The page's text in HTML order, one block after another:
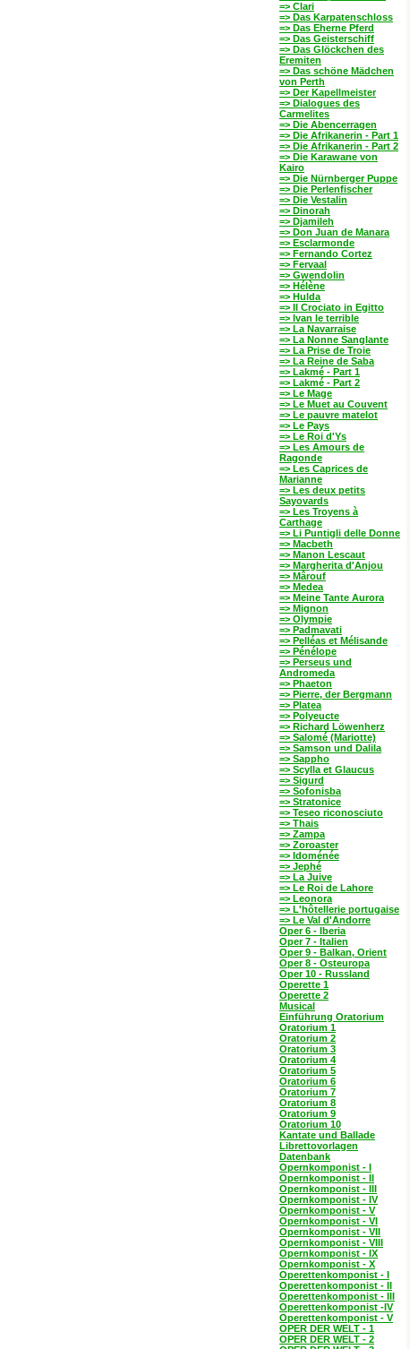
=> Clari
=> Das Karpatenschloss
=> Das Eherne Pferd
=> Das Geisterschiff
=> Das Glöckchen des
Eremiten
=> Das schöne Mädchen
von Perth
=> Der Kapellmeister
=> Dialogues des
Carmelites
=> Die Abencerragen
=> Die Afrikanerin - Part 1
=> Die Afrikanerin - Part 2
=> Die Karawane von
Kairo
=> Die Nürnberger Puppe
=> Die Perlenfischer
=> Die Vestalin
=> Dinorah
=> Djamileh
=> Don Juan de Manara
=> Esclarmonde
=> Fernando Cortez
=> Fervaal
=> Gwendolin
=> Hélène
=> Hulda
=> Il Crociato in Egitto
=> Ivan le terrible
=> La Navarraise
=> La Nonne Sanglante
=> La Prise de Troie
=> La Reine de Saba
=> Lakmé - Part 1
=> Lakmé - Part 2
=> Le Mage
=> Le Muet au Couvent
=> Le pauvre matelot
=> Le Pays
=> Le Roi d'Ys
=> Les Amours de
Ragonde
=> Les Caprices de
Marianne
=> Les deux petits
Sayovards
=> Les Troyens à
Carthage
=> Li Puntigli delle Donne
=> Macbeth
=> Manon Lescaut
=> Margherita d'Anjou
=> Mârouf
=> Medea
=> Meine Tante Aurora
=> Mignon
=> Olympie
=> Padmavati
=> Pelléas et Mélisande
=> Pénélope
=> Perseus und
Andromeda
=> Phaeton
=> Pierre, der Bergmann
=> Platea
=> Polyeucte
=> Richard Löwenherz
=> Salomé (Mariotte)
=> Samson und Dalila
=> Sappho
=> Scylla et Glaucus
=> Sigurd
=> Sofonisba
=> Stratonice
=> Teseo riconosciuto
=> Thais
=> Zampa
=> Zoroaster
=> Idoménée
=> Jephé
=> La Juive
=> Le Roi de Lahore
=> Leonora
=> L'hôtellerie portugaise
=> Le Val d'Andorre
Oper 6 - Iberia
Oper 7 - Italien
Oper 9 - Balkan, Orient
Oper 8 - Osteuropa
Oper 10 - Russland
Operette 1
Operette 2
Musical
Einführung Oratorium
Oratorium 1
Oratorium 2
Oratorium 3
Oratorium 4
Oratorium 5
Oratorium 6
Oratorium 7
Oratorium 8
Oratorium 9
Oratorium 10
Kantate und Ballade
Librettovorlagen
Datenbank
Opernkomponist - I
Opernkomponist - II
Opernkomponist - III
Opernkomponist - IV
Opernkomponist - V
Opernkomponist - VI
Opernkomponist - VII
Opernkomponist - VIII
Opernkomponist - IX
Opernkomponist - X
Operettenkomponist - I
Operettenkomponist - II
Operettenkomponist - III
Operettenkomponist -IV
Operettenkomponist - V
OPER DER WELT - 1
OPER DER WELT - 2